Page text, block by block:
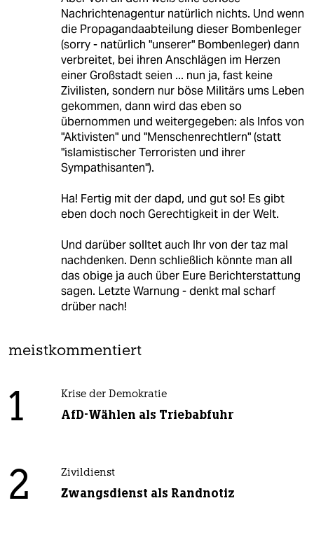
Nachrichtenagentur natürlich nichts. Und wenn
die Propagandaabteilung dieser Bombenleger
(sorry - natürlich "unserer" Bombenleger) dann
verbreitet, bei ihren Anschlägen im Herzen
einer Großstadt seien ... nun ja, fast keine
Zivilisten, sondern nur böse Militärs ums Leben
gekommen, dann wird das eben so
übernommen und weitergegeben: als Infos von
"Aktivisten" und "Menschenrechtlern" (statt
"islamistischer Terroristen und ihrer
Sympathisanten").
Ha! Fertig mit der dapd, und gut so! Es gibt
eben doch noch Gerechtigkeit in der Welt.
Und darüber solltet auch Ihr von der taz mal
nachdenken. Denn schließlich könnte man all
das obige ja auch über Eure Berichterstattung
sagen. Letzte Warnung - denkt mal scharf
drüber nach!
meistkommentiert
1 Krise der Demokratie
AfD-Wählen als Triebabfuhr
2 Zivildienst
Zwangsdienst als Randnotiz